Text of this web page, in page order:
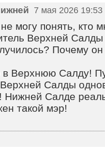
7 мая 2026 19:53
могу понять, кто
Верхней
Почему
в Верхнюю Салду!
Салды
Нижней Салде
такой мэр!